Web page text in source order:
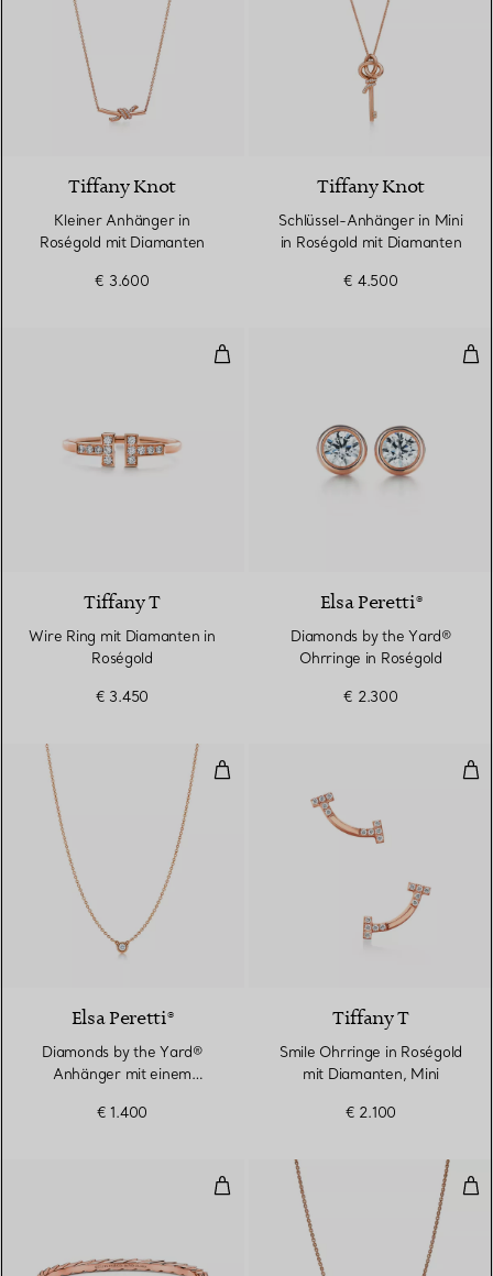
3 Materialien
Tiffany Knot
Kleiner Anhänger in
Roségold mit Diamanten
€ 3.600
Tiffany Knot
Schlüssel-Anhänger in Mini
in Roségold mit Diamanten
€ 4.500
Wire Ring mit Diamanten in
Tiffany T
Wire Ring mit Diamanten in
Roségold
€ 3.450
Elsa Peretti®
Diamonds by the Yard®
Ohrringe in Roségold
€ 2.300
Diamonds by the Yard®
Elsa Peretti®
Diamonds by the Yard®
Anhänger mit einem
€ 1.400
Tiffany T
Smile Ohrringe in Roségold
mit Diamanten, Mini
€ 2.100
Schmaler Armreif mit Flügeln in